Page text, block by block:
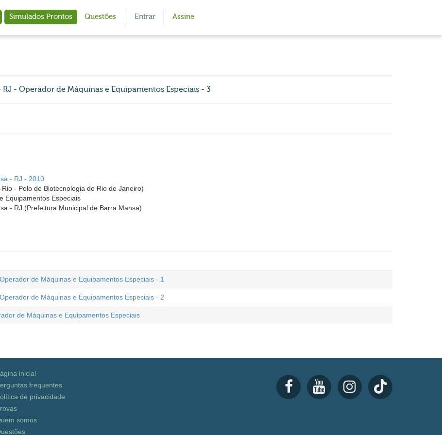
Simulados Prontos Questões Entrar Assine
- Operador de Máquinas e Equipamentos Especiais - 3
- RJ - 2010
- Polo de Biotecnologia do Rio de Janeiro)
Equipamentos Especiais
- RJ (Prefeitura Municipal de Barra Mansa)
de Máquinas e Equipamentos Especiais - 1
de Máquinas e Equipamentos Especiais - 2
de Máquinas e Equipamentos Especiais
inicial
frequentes
de privacidade
somos